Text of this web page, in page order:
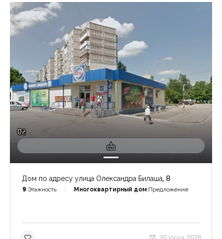
0₴
Дом по адресу улица Олександра Билаша, 8
9 Этажность Многоквартирный дом Предложение
30 Июля, 2026